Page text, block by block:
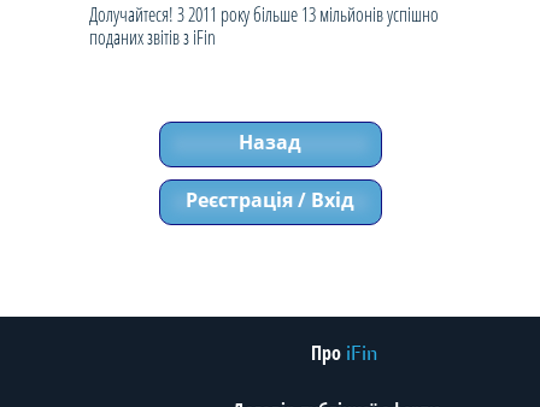
Долучайтеся! З 2011 року більше 13 мільйонів успішно
поданих звітів з iFin
Назад
Реєстрація / Вхід
Про iFin